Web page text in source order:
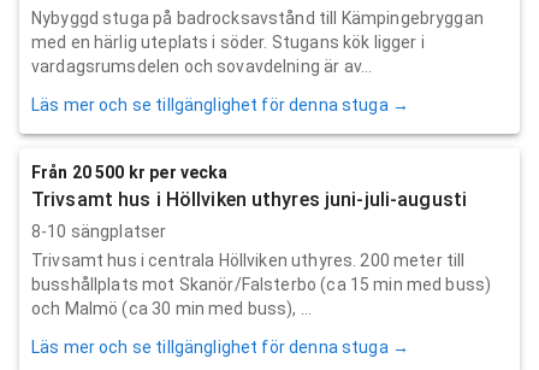
Nybyggd stuga på badrocksavstånd till Kämpingebryggan
med en härlig uteplats i söder. Stugans kök ligger i
vardagsrumsdelen och sovavdelning är av...
Läs mer och se tillgänglighet för denna stuga →
Från 20 500 kr per vecka
Trivsamt hus i Höllviken uthyres juni-juli-augusti
8-10 sängplatser
Trivsamt hus i centrala Höllviken uthyres. 200 meter till
busshållplats mot Skanör/Falsterbo (ca 15 min med buss)
och Malmö (ca 30 min med buss), ...
Läs mer och se tillgänglighet för denna stuga →